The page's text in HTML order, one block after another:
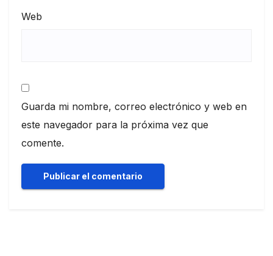
Web
Guarda mi nombre, correo electrónico y web en
este navegador para la próxima vez que
comente.